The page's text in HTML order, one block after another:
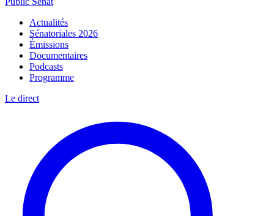
Actualités
Sénatoriales 2026
Émissions
Documentaires
Podcasts
Programme
Le direct